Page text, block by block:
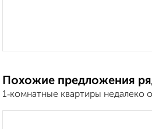
Похожие предложения
1‑комнатные квартиры недалеко